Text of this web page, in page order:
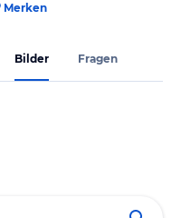
Merken
Bilder Fragen